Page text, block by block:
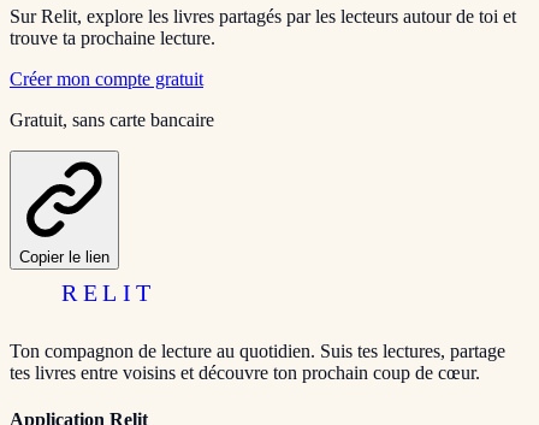
Sur Relit, explore les livres partagés par les lecteurs autour de toi et
trouve ta prochaine lecture.
Créer mon compte gratuit
Gratuit, sans carte bancaire
Copier le lien
RELIT
Ton compagnon de lecture au quotidien. Suis tes lectures, partage
tes livres entre voisins et découvre ton prochain coup de cœur.
Application Relit